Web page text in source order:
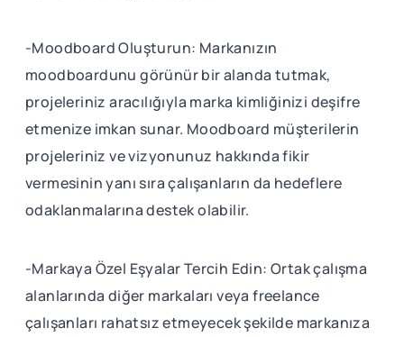
-Moodboard Oluşturun: Markanızın
moodboardunu görünür bir alanda tutmak,
projeleriniz aracılığıyla marka kimliğinizi deşifre
etmenize imkan sunar. Moodboard müşterilerin
projeleriniz ve vizyonunuz hakkında fikir
vermesinin yanı sıra çalışanların da hedeflere
odaklanmalarına destek olabilir.
-Markaya Özel Eşyalar Tercih Edin: Ortak çalışma
alanlarında diğer markaları veya freelance
çalışanları rahatsız etmeyecek şekilde markanıza